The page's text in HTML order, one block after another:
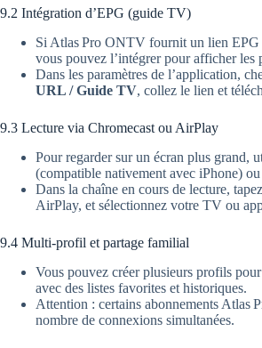
9.2 Intégration d’EPG (guide TV)
Si Atlas Pro ONTV fournit un lien
vous pouvez l’intégrer pour afficher les
Dans les paramètres de l’application,
URL / Guide TV, collez le lien et
9.3 Lecture via Chromecast ou AirPlay
Pour regarder sur un écran plus grand,
(compatible nativement avec iPhone)
Dans la chaîne en cours de lecture,
AirPlay, et sélectionnez votre TV ou
9.4 Multi‑profil et partage familial
Vous pouvez créer plusieurs profils
avec des listes favorites et historiques.
Attention : certains abonnements Atlas
nombre de connexions simultanées.